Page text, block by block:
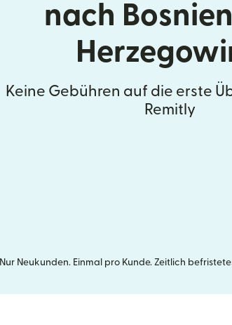
nach
Keine Gebühren auf die erste
Remitly
Nur Neukunden. Einmal pro Kunde. Zeitlich